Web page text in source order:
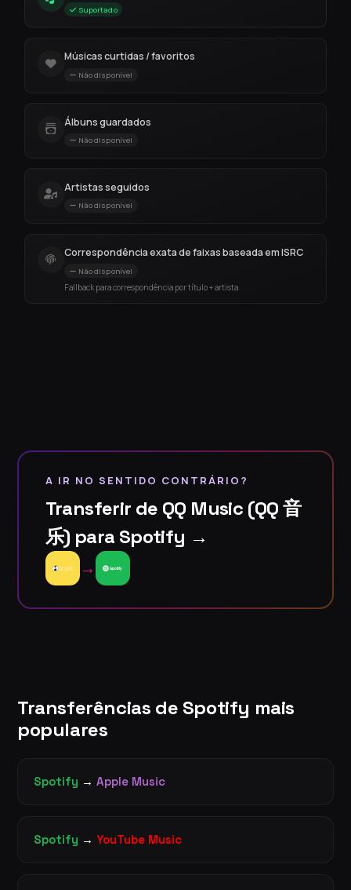
Suportado
Músicas curtidas / favoritos
Não disponível
Álbuns guardados
Não disponível
Artistas seguidos
Não disponível
Correspondência exata de faixas baseada em ISRC
Não disponível
Fallback para correspondência por título + artista
A IR NO SENTIDO CONTRÁRIO?
Transferir de QQ Music (QQ 音
乐) para Spotify →
→
Transferências de Spotify mais
populares
Spotify → Apple Music
Spotify → YouTube Music